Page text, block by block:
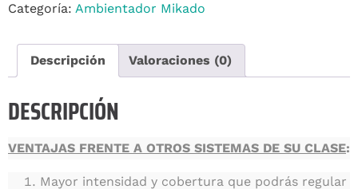
Categoría: Ambientador Mikado
Descripción Valoraciones (0)
DESCRIPCIÓN
VENTAJAS FRENTE A OTROS SISTEMAS DE SU CLASE:
Mayor intensidad y cobertura que podrás regular